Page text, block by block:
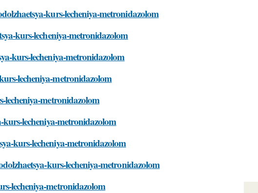
kurs-lecheniya-metronidazolom
kurs-lecheniya-metronidazolom
kurs-lecheniya-metronidazolom
lecheniya-metronidazolom
lecheniya-metronidazolom
lecheniya-metronidazolom
kurs-lecheniya-metronidazolom
kurs-lecheniya-metronidazolom
lecheniya-metronidazolom